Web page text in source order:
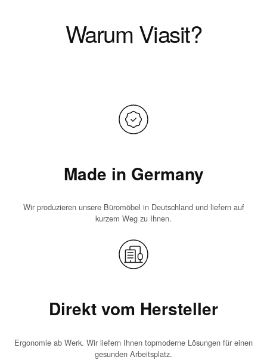
Warum Viasit?
Made in Germany
Wir produzieren unsere Büromöbel in Deutschland und liefern auf
kurzem Weg zu Ihnen.
Direkt vom Hersteller
Ergonomie ab Werk. Wir liefern Ihnen topmoderne Lösungen für einen
gesunden Arbeitsplatz.